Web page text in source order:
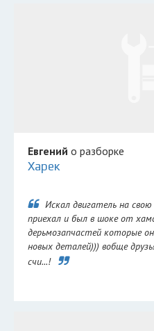
Евгений о разборке
Харек
Искал двигатель на
приехал и был в шоке от
дерьмозапчастей которые
новых деталей))) вобще
счи...!